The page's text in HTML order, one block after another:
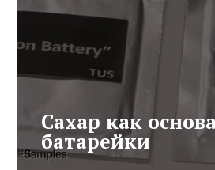
Сахар как
батарейки